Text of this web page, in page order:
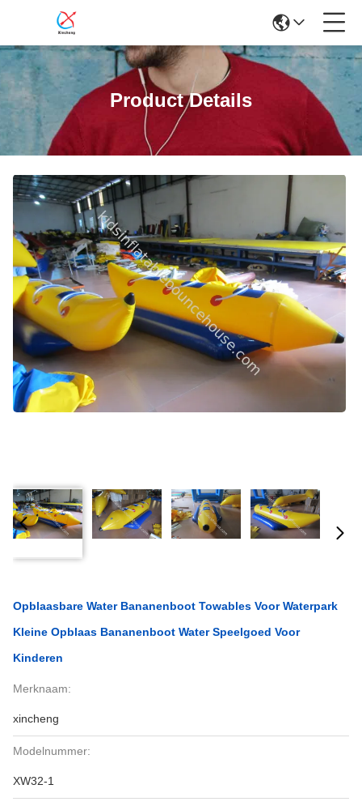
Product Details
Opblaasbare Water Bananenboot Towables Voor Waterpark
Kleine Opblaas Bananenboot Water Speelgoed Voor
Kinderen
Merknaam:
xincheng
Modelnummer:
XW32-1